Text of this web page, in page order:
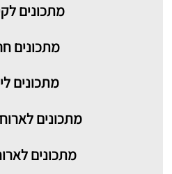
מתכונים
מתכונים
מתכונים
מתכונים
מתכונים